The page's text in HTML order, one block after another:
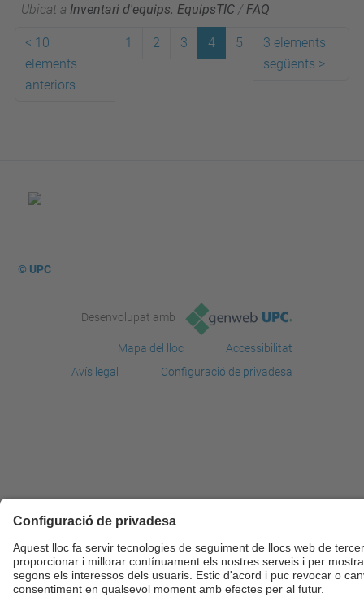
Ubicat a Inventari d'equips. EquipsTIC /FAQ
< 10
elements
anteriors
1 2 3 4 5
3 elements
següents >
© UPC
Desenvolupat amb
Mapa del lloc
Accessibilitat
Avís legal
Configuració de privadesa